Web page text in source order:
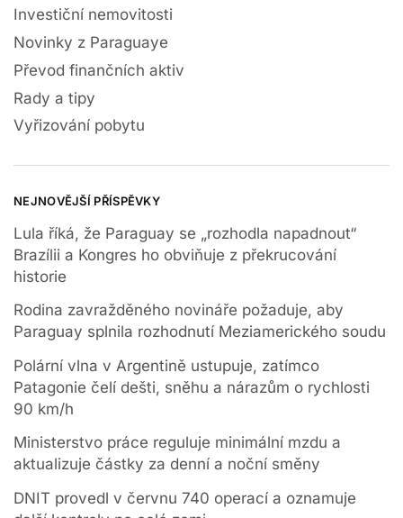
Investiční nemovitosti
Novinky z Paraguaye
Převod finančních aktiv
Rady a tipy
Vyřizování pobytu
NEJNOVĚJŠÍ PŘÍSPĚVKY
Lula říká, že Paraguay se „rozhodla napadnout“
Brazílii a Kongres ho obviňuje z překrucování
historie
Rodina zavražděného novináře požaduje, aby
Paraguay splnila rozhodnutí Meziamerického soudu
Polární vlna v Argentině ustupuje, zatímco
Patagonie čelí dešti, sněhu a nárazům o rychlosti
90 km/h
Ministerstvo práce reguluje minimální mzdu a
aktualizuje částky za denní a noční směny
DNIT provedl v červnu 740 operací a oznamuje